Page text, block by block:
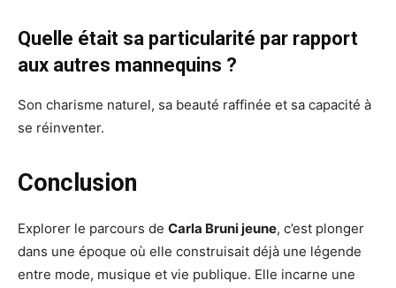
Quelle était sa particularité par rapport
aux autres mannequins ?
Son charisme naturel, sa beauté raffinée et sa capacité à
se réinventer.
Conclusion
Explorer le parcours de Carla Bruni jeune, c’est plonger
dans une époque où elle construisait déjà une légende
entre mode, musique et vie publique. Elle incarne une